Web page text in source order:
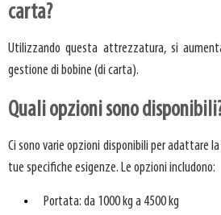
carta?
Utilizzando questa attrezzatura, si
gestione di bobine (di carta).
Quali opzioni sono
Ci sono varie opzioni disponibili per adattare
tue specifiche esigenze. Le opzioni includono:
Portata: da 1000 kg a 4500 kg